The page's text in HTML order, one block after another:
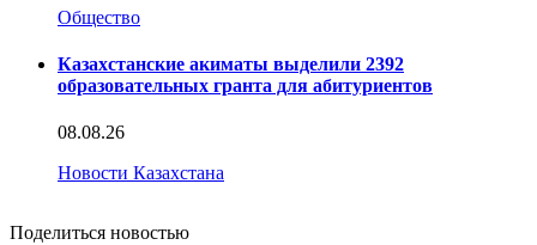
Общество
Казахстанские акиматы выделили 2392
образовательных гранта для абитуриентов
08.08.26
Новости Казахстана
Поделиться новостью